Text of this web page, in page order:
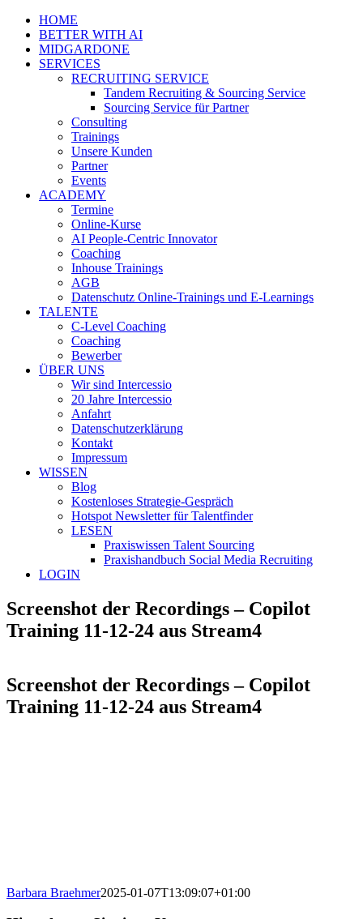
HOME
BETTER WITH AI
MIDGARDONE
SERVICES
RECRUITING SERVICE
Tandem Recruiting & Sourcing Service
Sourcing Service für Partner
Consulting
Trainings
Unsere Kunden
Partner
Events
ACADEMY
Termine
Online-Kurse
AI People-Centric Innovator
Coaching
Inhouse Trainings
AGB
Datenschutz Online-Trainings und E-Learnings
TALENTE
C-Level Coaching
Coaching
Bewerber
ÜBER UNS
Wir sind Intercessio
20 Jahre Intercessio
Anfahrt
Datenschutzerklärung
Kontakt
Impressum
WISSEN
Blog
Kostenloses Strategie-Gespräch
Hotspot Newsletter für Talentfinder
LESEN
Praxiswissen Talent Sourcing
Praxishandbuch Social Media Recruiting
LOGIN
Screenshot der Recordings – Copilot
Training 11-12-24 aus Stream4
Screenshot der Recordings – Copilot
Training 11-12-24 aus Stream4
Barbara Braehmer2025-01-07T13:09:07+01:00